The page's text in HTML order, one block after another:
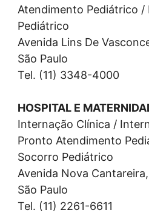
Atendimento Pediátrico /
Pediátrico
Avenida Lins De
São Paulo
Tel. (11) 3348-4000
HOSPITAL E
Internação Clínica /
Pronto Atendimento
Socorro Pediátrico
Avenida Nova
São Paulo
Tel. (11) 2261-6611